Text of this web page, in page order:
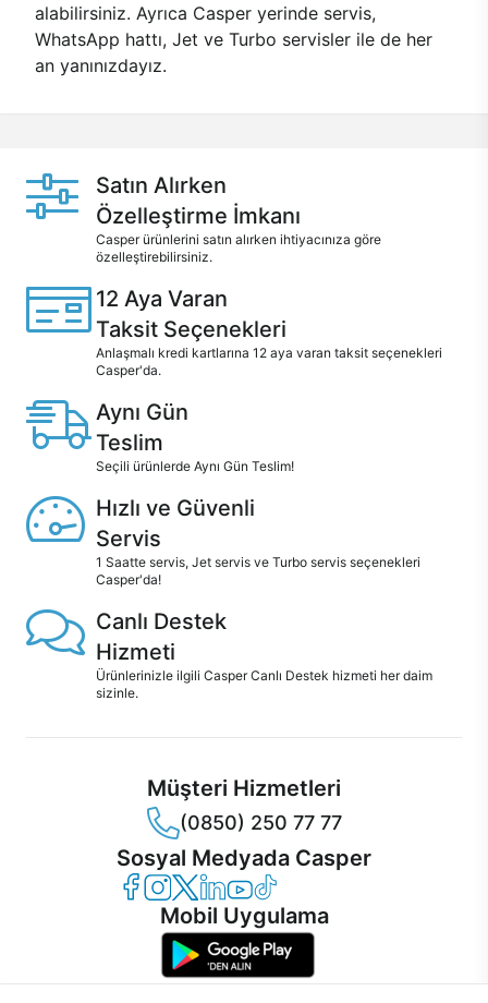
alabilirsiniz. Ayrıca Casper yerinde servis,
WhatsApp hattı, Jet ve Turbo servisler ile de her
an yanınızdayız.
Satın Alırken
Özelleştirme İmkanı
Casper ürünlerini satın alırken ihtiyacınıza göre
özelleştirebilirsiniz.
12 Aya Varan
Taksit Seçenekleri
Anlaşmalı kredi kartlarına 12 aya varan taksit seçenekleri
Casper'da.
Aynı Gün
Teslim
Seçili ürünlerde Aynı Gün Teslim!
Hızlı ve Güvenli
Servis
1 Saatte servis, Jet servis ve Turbo servis seçenekleri
Casper'da!
Canlı Destek
Hizmeti
Ürünlerinizle ilgili Casper Canlı Destek hizmeti her daim
sizinle.
Müşteri Hizmetleri
(0850) 250 77 77
Sosyal Medyada Casper
Casper Facebook
Casper Instagram
Casper Twitter
Casper LinkedIn
Casper YouTube
Casper TikTok
Mobil Uygulama